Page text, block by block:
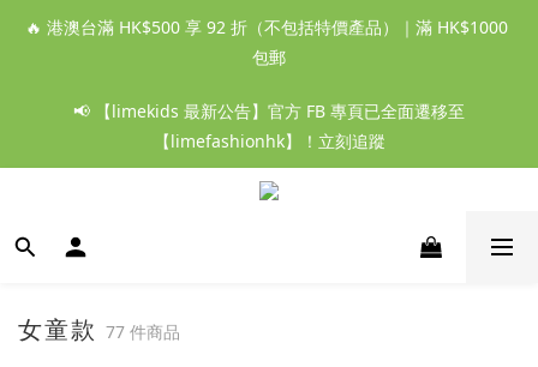
🔥 港澳台滿 HK$500 享 92 折（不包括特價產品）｜滿 HK$1000
包郵
📢 【limekids 最新公告】官方 FB 專頁已全面遷移至
【limefashionhk】！立刻追蹤
女童款 77 件商品